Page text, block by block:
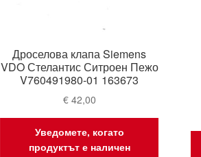
Дроселова клапа Siemens
VDO Стелантис Ситроен Пежо
V760491980-01 163673
€42,00
Уведомете, когато
продуктът е наличен